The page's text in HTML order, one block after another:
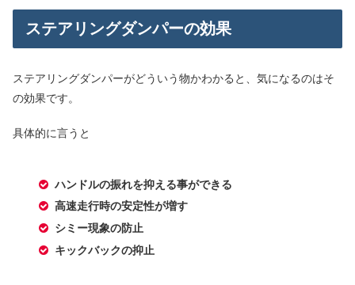
ステアリングダンパーの効果
ステアリングダンパーがどういう物かわかると、気になるのはそ
の効果です。
具体的に言うと
ハンドルの振れを抑える事ができる
高速走行時の安定性が増す
シミー現象の防止
キックバックの抑止